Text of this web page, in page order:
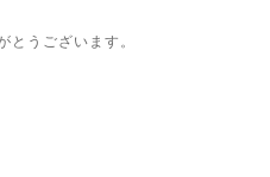
とうございます。